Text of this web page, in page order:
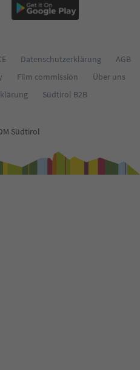
Datenschutzerklärung
AGB
Film commission
Über uns
Südtirol B2B
Südtirol